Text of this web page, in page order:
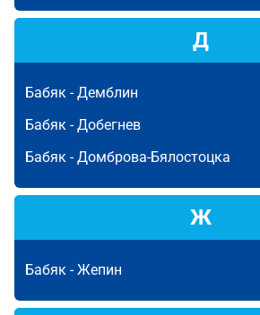
Д
Бабяк -Демблин
Бабяк -Добегнев
Бабяк -Домброва-Бялостоцка
Ж
Бабяк -Жепин